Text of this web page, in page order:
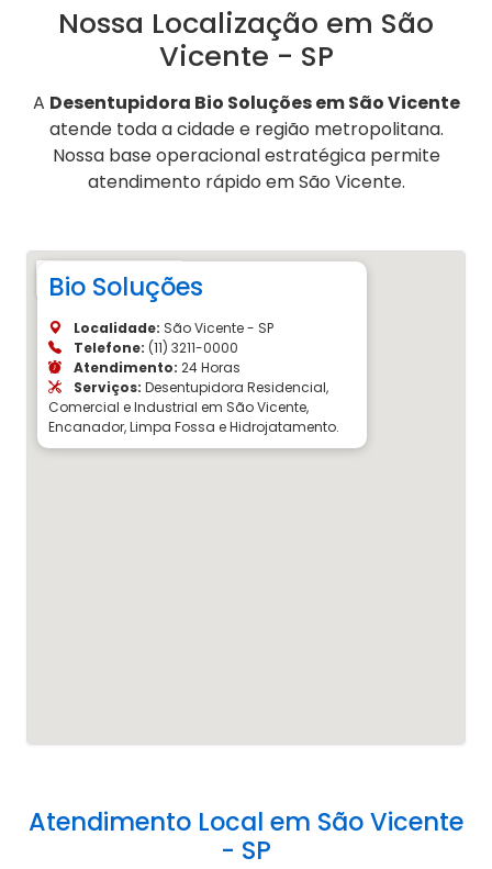
Nossa Localização em São
Vicente - SP
A Desentupidora Bio Soluções em São Vicente
atende toda a cidade e região metropolitana.
Nossa base operacional estratégica permite
atendimento rápido em São Vicente.
Bio Soluções
Localidade: São Vicente - SP
Telefone: (11) 3211-0000
Atendimento: 24 Horas
Serviços: Desentupidora Residencial,
Comercial e Industrial em São Vicente,
Encanador, Limpa Fossa e Hidrojatamento.
Atendimento Local em São Vicente
- SP